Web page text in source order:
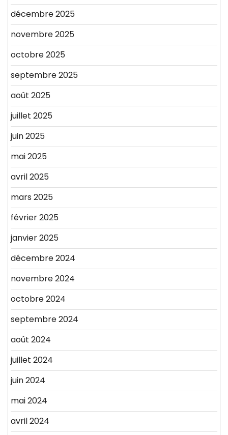
décembre 2025
novembre 2025
octobre 2025
septembre 2025
août 2025
juillet 2025
juin 2025
mai 2025
avril 2025
mars 2025
février 2025
janvier 2025
décembre 2024
novembre 2024
octobre 2024
septembre 2024
août 2024
juillet 2024
juin 2024
mai 2024
avril 2024